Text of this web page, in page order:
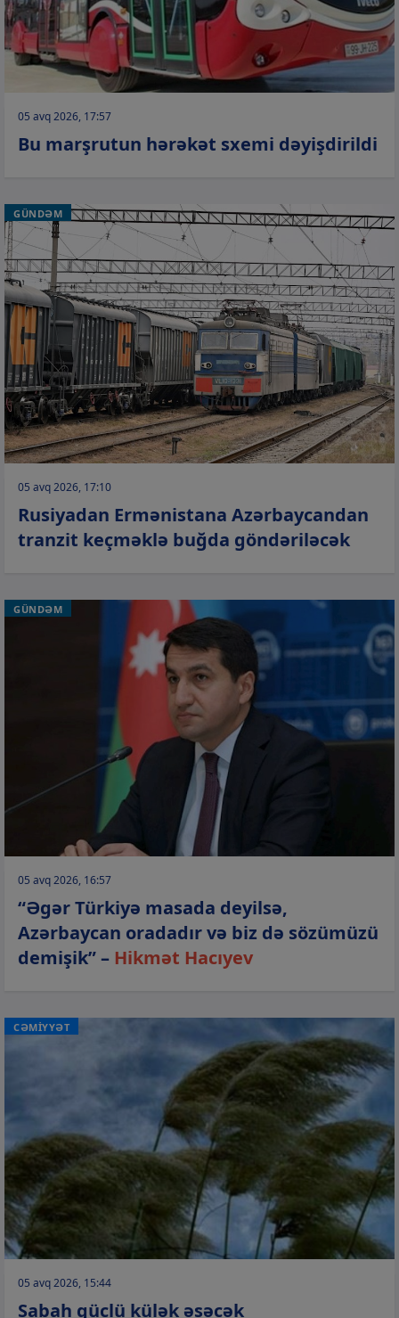
05 avq 2026, 17:57
Bu marşrutun hərəkət sxemi dəyişdirildi
GÜNDƏM
05 avq 2026, 17:10
Rusiyadan Ermənistana Azərbaycandan
tranzit keçməklə buğda göndəriləcək
GÜNDƏM
05 avq 2026, 16:57
“Əgər Türkiyə masada deyilsə,
Azərbaycan oradadır və biz də sözümüzü
demişik” – Hikmət Hacıyev
CƏMİYYƏT
05 avq 2026, 15:44
Sabah güclü külək əsəcək